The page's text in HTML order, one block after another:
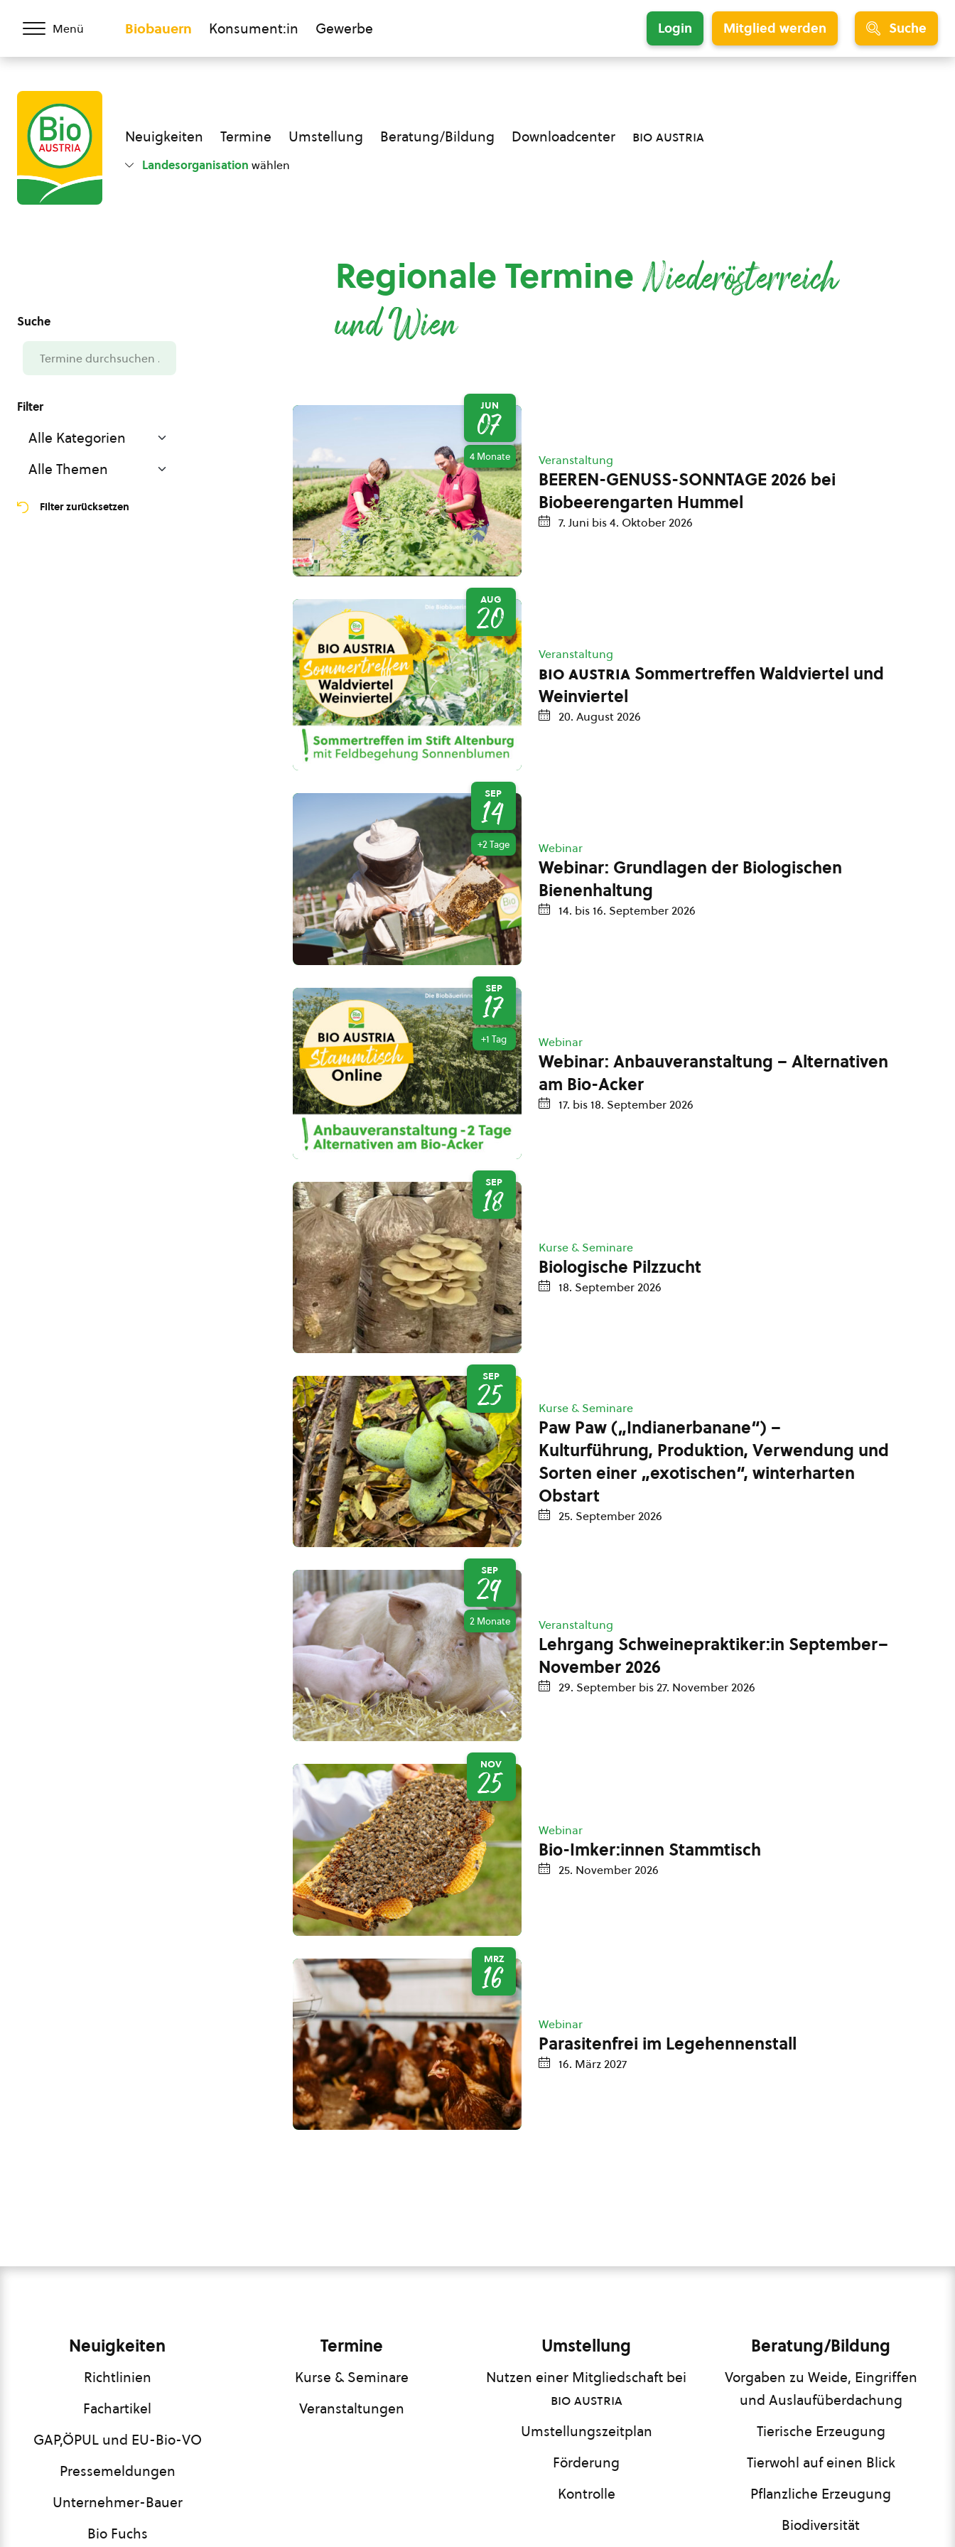
Menü Biobauern Konsument:in Gewerbe Login Mitglied werden Suche
Neuigkeiten Termine Umstellung Beratung/Bildung Downloadcenter bio austria
Landesorganisation wählen
Regionale TermineNiederösterreich
und Wien
Veranstaltung
BEEREN-GENUSS-SONNTAGE 2026 bei
Biobeerengarten Hummel
7. Juni bis4. Oktober 2026
JUN
07
4 Monate
Veranstaltung
bio austriaSommertreffen Waldviertel und
Weinviertel
20. August 2026
AUG
20
Webinar
Webinar: Grundlagen der Biologischen
Bienenhaltung
14. bis16. September 2026
SEP
14
+2 Tage
Webinar
Webinar: Anbauveranstaltung – Alternativen
am Bio-Acker
17. bis18. September 2026
SEP
17
+1 Tag
Kurse & Seminare
Biologische Pilzzucht
18. September 2026
SEP
18
Kurse & Seminare
Paw Paw („Indianerbanane“) –
Kulturführung, Produktion, Verwendung und
Sorten einer „exotischen“, winterharten
Obstart
25. September 2026
SEP
25
Veranstaltung
Lehrgang Schweinepraktiker:in September–
November 2026
29. Septemberbis27. November 2026
SEP
29
2 Monate
Webinar
Bio-Imker:innen Stammtisch
25. November 2026
NOV
25
Webinar
Parasitenfrei im Legehennenstall
16. März 2027
MRZ
16
Filter zurücksetzen
Neuigkeiten
Richtlinien
Fachartikel
GAP,ÖPUL und EU-Bio-VO
Pressemeldungen
Unternehmer-Bauer
Bio Fuchs
Termine
Kurse & Seminare
Veranstaltungen
Umstellung
Nutzen einer Mitgliedschaft bei
bio austria
Umstellungszeitplan
Förderung
Kontrolle
Beratung/Bildung
Vorgaben zu Weide, Eingriffen
und Auslaufüberdachung
Tierische Erzeugung
Tierwohl auf einen Blick
Pflanzliche Erzeugung
Biodiversität